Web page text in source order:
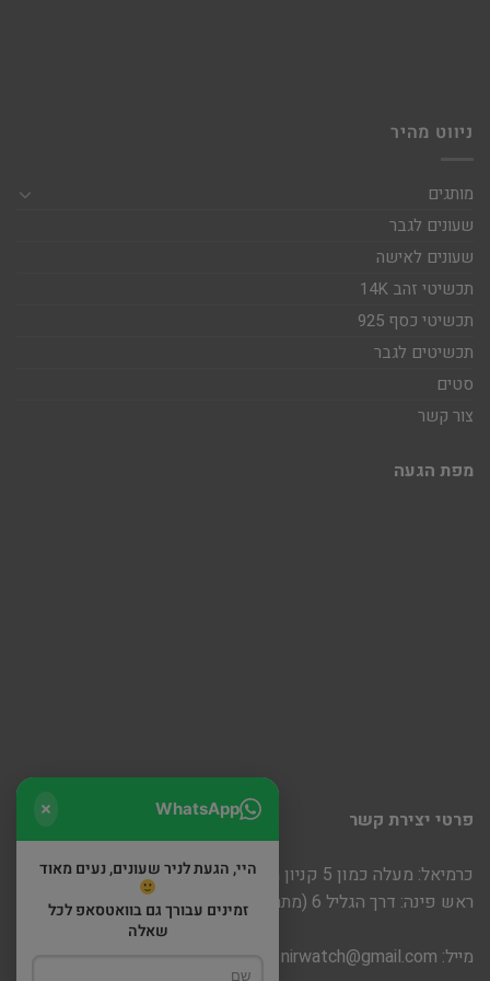
ניווט מהיר
מותגים
שעונים לגבר
שעונים לאישה
תכשיטי זהב 14K
תכשיטי כסף 925
תכשיטים לגבר
סטים
צור קשר
מפת הגעה
פרטי יצירת קשר
כרמיאל: מעלה כמון 5 קניון חוצות
ראש פינה: דרך הגליל 6 (מתחם שופינה)
מייל: nirwatch@gmail.com
WhatsApp
היי, הגעת לניר שעונים, נעים מאוד
זמינים עבורך גם בוואטסאפ לכל
שאלה